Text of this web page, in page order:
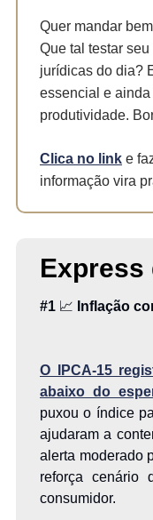
Quer mandar
Que tal testar
jurídicas do dia?
essencial e
produtividade.
Clica no link e
informação vira
Express
#1 📈 Inflação
O IPCA-15
abaixo do
puxou o índice
ajudaram a
alerta moderado
reforça cenário
consumidor.